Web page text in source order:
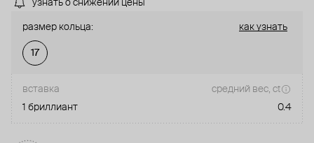
узнать о снижении цены
размер кольца: как узнать
17
вставка
средний вес, ct
1 бриллиант
0.4